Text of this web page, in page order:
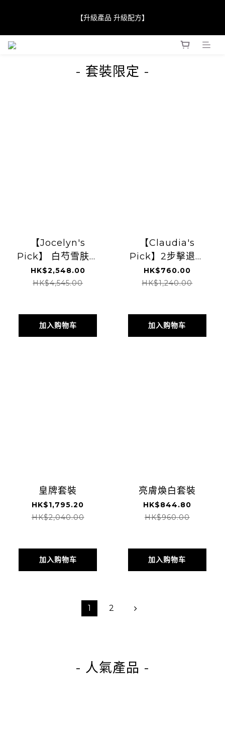
Award 勇奪金獎】
【升級產品 升級配方】
【JaneClare 康膚薈在iida Award Milan 2024 Professional
prev
- 套裝限定 -
【Jocelyn's
Pick】 白芍雪肤套
装
HK$2,548.00
HK$4,545.00
加入购物车
【Claudia's
Pick】2步擊退痘
痘組合
HK$760.00
HK$1,240.00
加入购物车
皇牌套裝
HK$1,795.20
HK$2,040.00
加入购物车
亮膚煥白套裝
HK$844.80
HK$960.00
加入购物车
1 2
- 人氣產品 -